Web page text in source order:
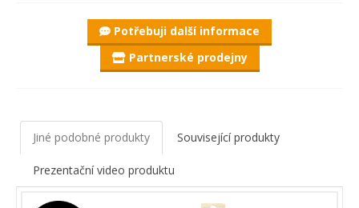
Potřebuji další informace
Partnerské prodejny
Jiné podobné produkty Související produkty
Prezentační video produktu